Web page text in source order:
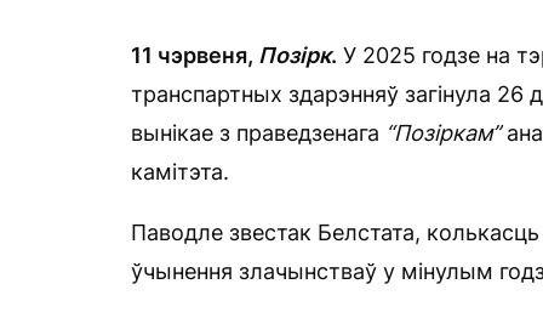
11 чэрвеня, Позірк. У 2025 годзе на
транспартных здарэнняў загінула
вынікае з праведзенага “Позіркам”
камітэта.
Паводле звестак Белстата, колькасць
ўчынення злачынстваў у мінулым